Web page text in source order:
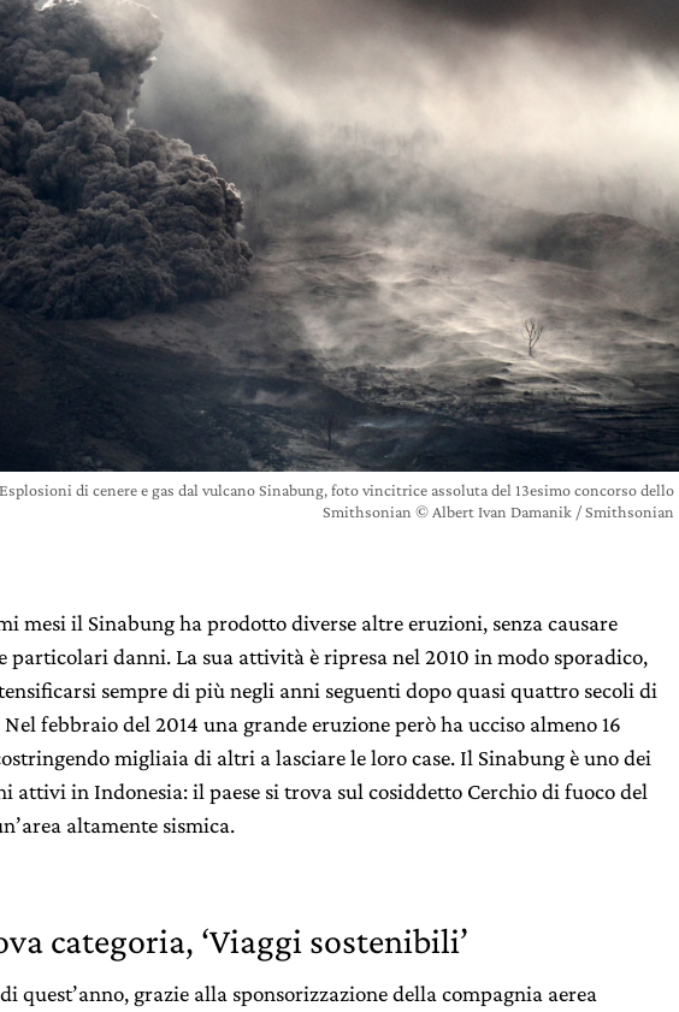
Esplosioni di cenere e gas dal vulcano Sinabung, foto vincitrice assoluta del 13esimo concorso dello
Smithsonian © Albert Ivan Damanik / Smithsonian
mesi il Sinabung ha prodotto diverse altre eruzioni, senza causare
particolari danni. La sua attività è ripresa nel 2010 in modo sporadico,
sempre di più negli anni seguenti dopo quasi quattro secoli di
febbraio del 2014 una grande eruzione però ha ucciso almeno 16
migliaia di altri a lasciare le loro case. Il Sinabung è uno dei
attivi in Indonesia: il paese si trova sul cosiddetto Cerchio di fuoco del
altamente sismica.
categoria, ‘Viaggi sostenibili’
quest’anno, grazie alla sponsorizzazione della compagnia aerea